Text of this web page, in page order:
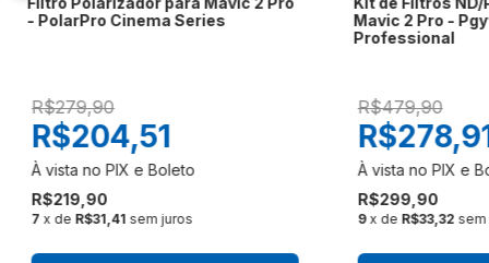
- PolarPro Cinema Series
R$279,90
R$219,90
R$204,51
7 x de R$31,41 sem juros
Mavic 2 Pro -
Professional
R$479,90
R$299,90
9 x de R$33,32 sem